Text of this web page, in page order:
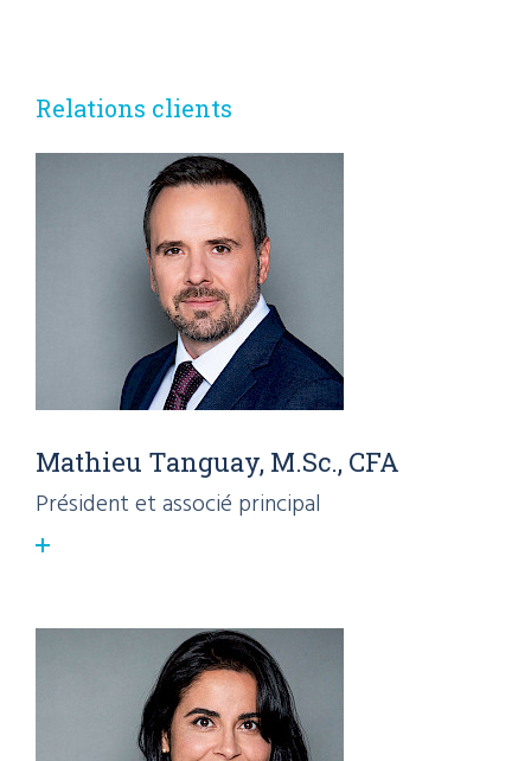
Relations clients
Mathieu Tanguay, M.Sc., CFA
Président et associé principal